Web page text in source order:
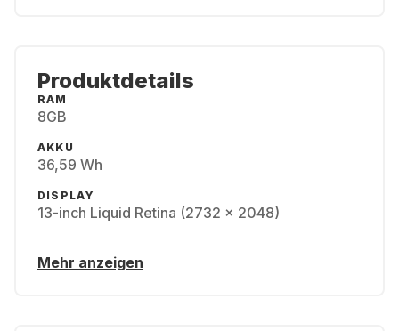
Produktdetails
RAM
8GB
AKKU
36,59 Wh
DISPLAY
13-inch Liquid Retina (2732 x 2048)
Mehr anzeigen